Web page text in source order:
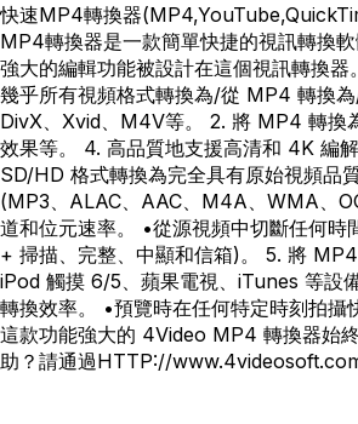
快速MP4轉換器
MP4轉換器是一款簡單快捷的視訊轉換
強大的編輯功能被設計在這個視訊轉換
幾乎所有視頻格式轉換為/從 MP4 轉換
DivX、Xvid、M4V等。 2. 將 MP4 轉換
效果等。 4. 高品質地支援高清和 4K 編
SD/HD 格式轉換為完全具有原始視頻品
(MP3、ALAC、AAC、M4A、WMA、
道和位元速率。 •從源視頻中切斷任何
+ 掃描、完整、中顯和信箱)。 5. 將
iPod 觸摸 6/5、蘋果電視、iTunes 等設
轉換效率。 •預覽時在任何特定時刻拍
這款功能強大的 4Video MP4 轉換器
助？請通過HTTP://